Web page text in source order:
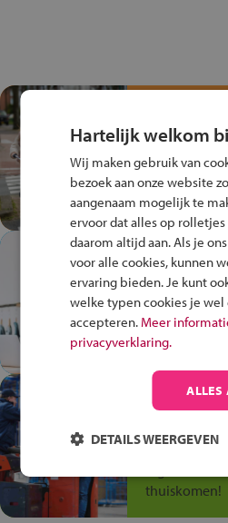
Fiets
Speel het
en win een
In de
plek!
Ontdek via
op de
anders is!
Jouw
thuiskomen!
Hartelijk welkom
Wij maken gebruik van
bezoek aan onze website
aangenaam mogelijk te
ervoor dat alles op
daarom altijd aan. Als je
voor alle cookies, kunnen
ervaring bieden. Je kunt
welke typen cookies je
accepteren. Meer
privacyverklaring.
ALLES
DETAILS WEERGEVEN